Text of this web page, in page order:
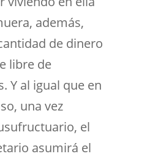
además,
de dinero
libre de
Y al igual que en
una vez
el
asumirá el